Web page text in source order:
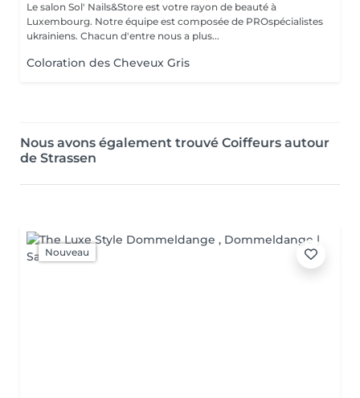
Le salon Sol' Nails&Store est votre rayon de beauté à
Luxembourg. Notre équipe est composée de PROspécialistes
ukrainiens. Chacun d'entre nous a plus...
Coloration des Cheveux Gris
Nous avons également trouvé Coiffeurs autour
de Strassen
Nouveau